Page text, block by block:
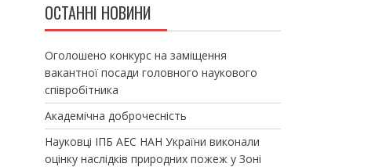
ОСТАННІ НОВИНИ
Оголошено конкурс на заміщення
вакантної посади головного наукового
співробітника
Академічна доброчесність
Науковці ІПБ АЕС НАН України виконали
оцінку наслідків природних пожеж у Зоні